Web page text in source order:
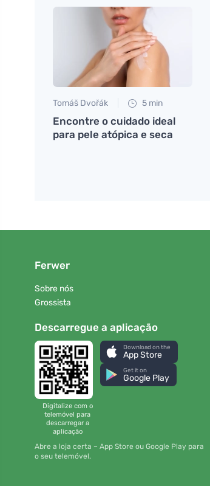
Tomáš Dvořák 5 min
Encontre o cuidado ideal
para pele atópica e seca
Ferwer
Sobre nós
Grossista
Descarregue a aplicação
Digitalize com o
telemóvel para
descarregar a
aplicação
Download on the
App Store
Get it on
Google Play
Abre a loja certa – App Store ou Google Play para
o seu telemóvel.